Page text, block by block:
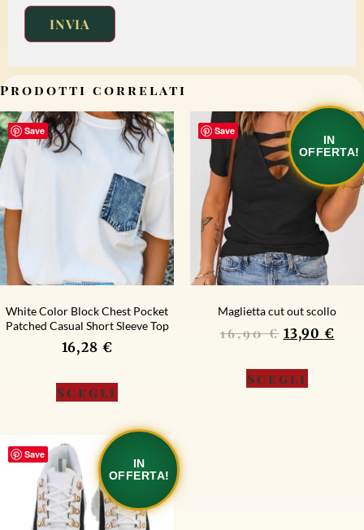
Prodotti correlati
Save
White Color Block Chest Pocket
Patched Casual Short Sleeve Top
16,28 €
Scegli
Save
IN
OFFERTA!
Maglietta cut out scollo
16,90€ 13,90 €
Scegli
Save
IN
OFFERTA!